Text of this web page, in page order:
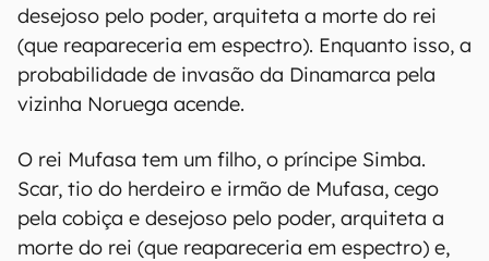
desejoso pelo poder, arquiteta a morte do rei
(que reapareceria em espectro). Enquanto isso, a
probabilidade de invasão da Dinamarca pela
vizinha Noruega acende.
O rei Mufasa tem um filho, o príncipe Simba.
Scar, tio do herdeiro e irmão de Mufasa, cego
pela cobiça e desejoso pelo poder, arquiteta a
morte do rei (que reapareceria em espectro) e,